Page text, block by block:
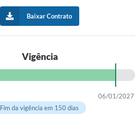
Baixar Contrato
Vigência
06/01/2027
Fim da vigência em 150 dias